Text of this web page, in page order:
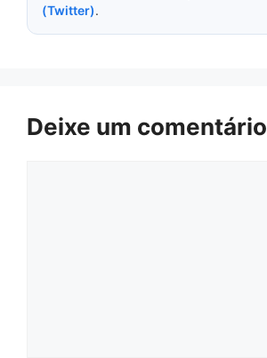
(Twitter).
Deixe um comentário